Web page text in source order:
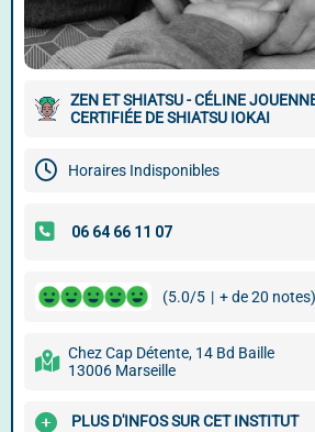
ZEN ET SHIATSU - CÉLINE
CERTIFIÉE DE SHIATSU IOKAI
Horaires Indisponibles
(5.0/5 | + de 20 notes)
Chez Cap Détente, 14 Bd Baille
13006 Marseille
PLUS D'INFOS SUR CET INSTITUT